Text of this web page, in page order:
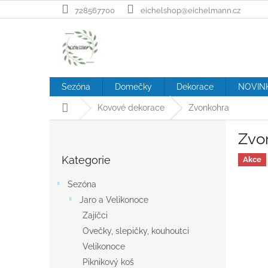
na
728567700 eichelshop@eichelmann.cz
Sezóna Domečky Dekorace
Domů Kovové dekorace Zvonkohra
kategorie
Kategorie
Sezóna
Jaro a Velikonoce
Zajíčci
Ovečky, slepičky, kouhoutci
Velikonoce
Piknikový koš
Akce